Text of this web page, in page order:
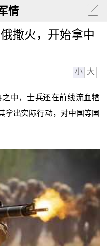
情
撒火，开始拿中
小 大
中，士兵还在前线流血牺
拿出实际行动，对中国等国